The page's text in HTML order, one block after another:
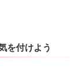
を付けよう